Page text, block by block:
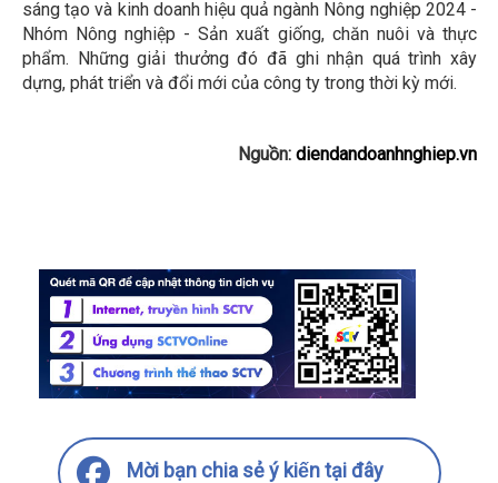
sáng tạo và kinh doanh hiệu quả ngành Nông nghiệp 2024 -
Nhóm Nông nghiệp - Sản xuất giống, chăn nuôi và thực
phẩm. Những giải thưởng đó đã ghi nhận quá trình xây
dựng, phát triển và đổi mới của công ty trong thời kỳ mới.
Nguồn: diendandoanhnghiep.vn
Mời bạn chia sẻ ý kiến tại đây